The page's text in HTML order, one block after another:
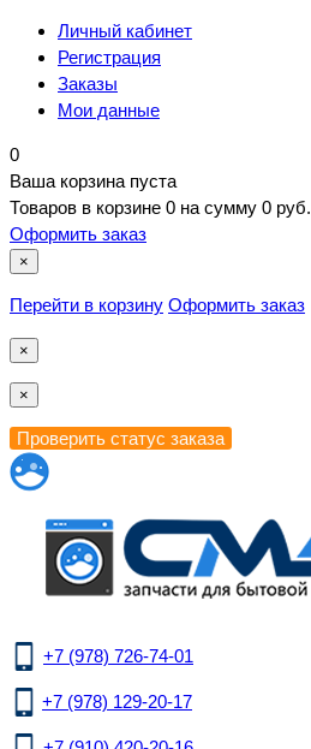
Личный кабинет
Регистрация
Заказы
Мои данные
0
Ваша корзина пуста
Товаров в корзине 0 на сумму 0 руб.
Оформить заказ
×
Перейти в корзину Оформить заказ
×
×
+7 (978) 726-74-01
+7 (978) 129-20-17